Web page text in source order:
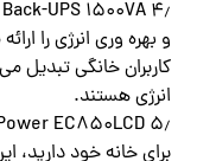
و بهره وری انرژی را
کاربران خانگی تبدیل
انرژی هستند.
برای خانه خود